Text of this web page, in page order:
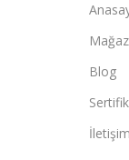
Blog
İletişim